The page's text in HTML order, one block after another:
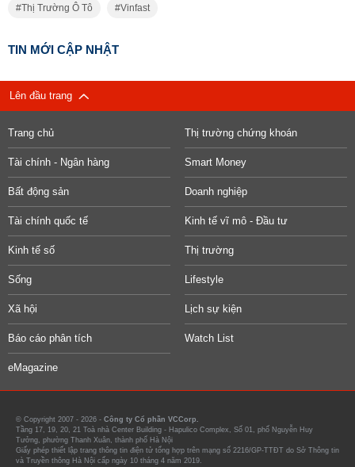
Thị Trường Ô Tô Vinfast
TIN MỚI CẬP NHẬT
Lên đầu trang
Trang chủ Thị trường chứng khoán
Tài chính - Ngân hàng Smart Money
Bất động sản Doanh nghiệp
Tài chính quốc tế Kinh tế vĩ mô - Đầu tư
Kinh tế số Thị trường
Sống Lifestyle
Xã hội Lịch sự kiện
Báo cáo phân tích Watch List
eMagazine
© Copyright 2007 - 2026 - Công ty Cổ phần VCCorp.
Tầng 17, 19, 20, 21 Toà nhà Center Building - Hapulico Complex, Số 01, phố Nguyễn Huy
Tưởng, phường Thanh Xuân, thành phố Hà Nội
Giấy phép thiết lập trang thông tin điện tử tổng hợp trên mạng số 2216/GP-TTĐT do Sở Thông tin
và Truyền thông Hà Nội cấp ngày 10 tháng 4 năm 2019.